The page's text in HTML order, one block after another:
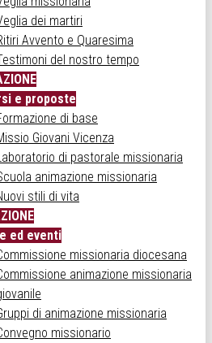
dei martiri
Avvento e Quaresima
del nostro tempo
e proposte
di base
Giovani Vicenza
di pastorale missionaria
animazione missionaria
stili di vita
ed eventi
missionaria diocesana
animazione missionaria
di animazione missionaria
missionario